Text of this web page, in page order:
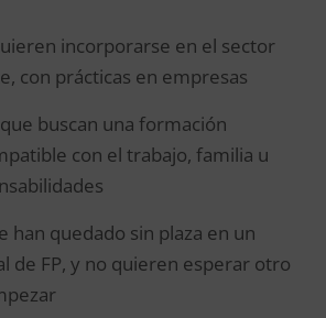
incorporarse en el sector
con prácticas en empresas
buscan una formación
con el trabajo, familia u
han quedado sin plaza en un
de FP, y no quieren esperar otro